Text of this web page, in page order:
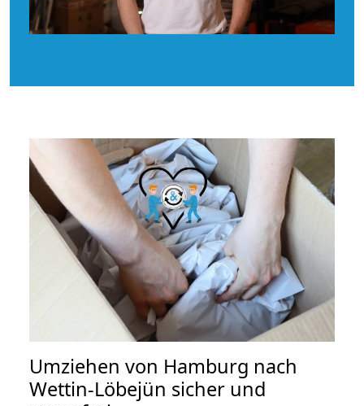
Umziehen von Hamburg nach
Wettin-Löbejün sicher und